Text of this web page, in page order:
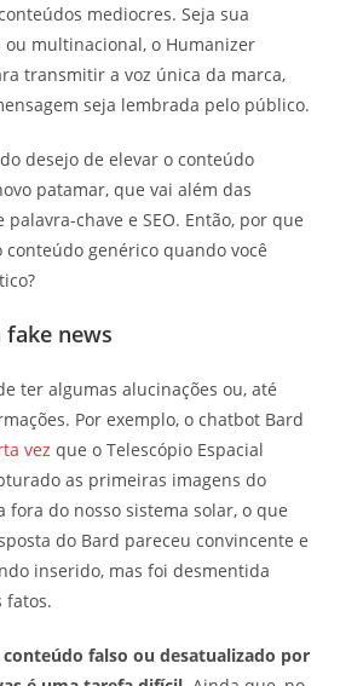
mediocres. Seja sua
multinacional, o Humanizer
transmitir a voz única da marca,
seja lembrada pelo público.
desejo de elevar o conteúdo
patamar, que vai além das
chave e SEO. Então, por que
genérico quando você
fake news
ter algumas alucinações ou, até
Por exemplo, o chatbot Bard
vez que o Telescópio Espacial
as primeiras imagens do
do nosso sistema solar, o que
do Bard pareceu convincente e
inserido, mas foi desmentida
fatos.
conteúdo falso ou desatualizado por